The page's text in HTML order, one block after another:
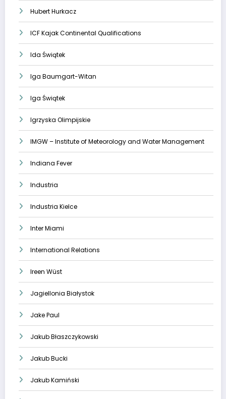
Hubert Hurkacz
ICF Kajak Continental Qualifications
Ida Świątek
Iga Baumgart-Witan
Iga Świątek
Igrzyska Olimpijskie
IMGW – Institute of Meteorology and Water Management
Indiana Fever
Industria
Industria Kielce
Inter Miami
International Relations
Ireen Wüst
Jagiellonia Białystok
Jake Paul
Jakub Błaszczykowski
Jakub Bucki
Jakub Kamiński